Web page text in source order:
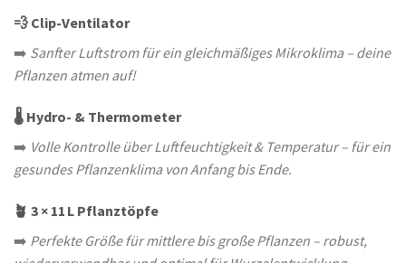
💨 Clip-Ventilator
➡️ Sanfter Luftstrom für ein gleichmäßiges Mikroklima – deine
Pflanzen atmen auf!
🌡️ Hydro- & Thermometer
➡️ Volle Kontrolle über Luftfeuchtigkeit & Temperatur – für ein
gesundes Pflanzenklima von Anfang bis Ende.
🪴 3 × 11 L Pflanztöpfe
➡️ Perfekte Größe für mittlere bis große Pflanzen – robust,